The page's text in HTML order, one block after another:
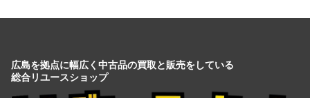
広島を拠点に幅広く中古品の買取と販売をしている
総合リユースショップ